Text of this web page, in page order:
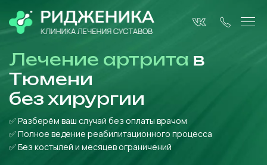
Лечение артрита в
Тюмени
безхирургии
✅ Разберём ваш случай без оплаты врачом
✅ Полное ведение реабилитационного процесса
✅ Без костылей и месяцев ограничений